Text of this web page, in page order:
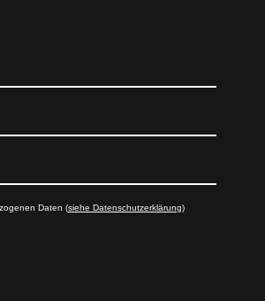
Daten (siehe Datenschutzerklärung)